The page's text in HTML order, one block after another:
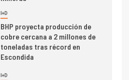
I+D
BHP proyecta producción de
cobre cercana a 2 millones de
toneladas tras récord en
Escondida
I+D